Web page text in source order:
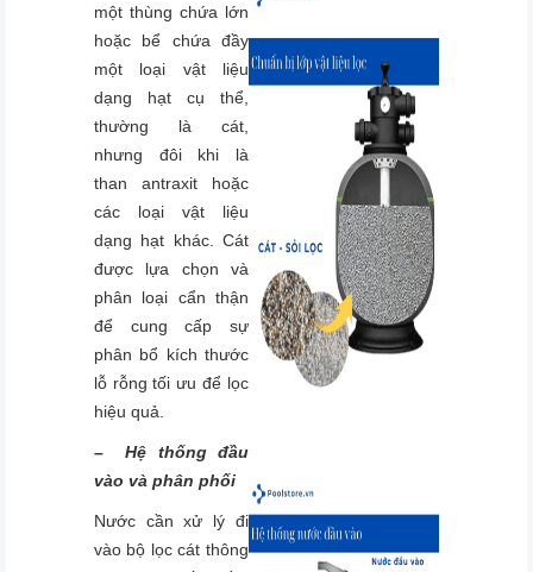
một thùng chứa lớn
hoặc bể chứa đầy
một loại vật liệu
dạng hạt cụ thể,
thường là cát,
nhưng đôi khi là
than antraxit hoặc
các loại vật liệu
dạng hạt khác. Cát
được lựa chọn và
phân loại cẩn thận
để cung cấp sự
phân bổ kích thước
lỗ rỗng tối ưu để lọc
hiệu quả.
– Hệ thống đầu
vào và phân phối
Nước cần xử lý đi
vào bộ lọc cát thông